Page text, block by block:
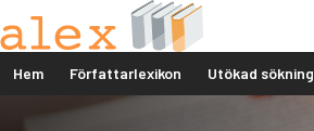
Hem Författarlexikon Utökad sökning